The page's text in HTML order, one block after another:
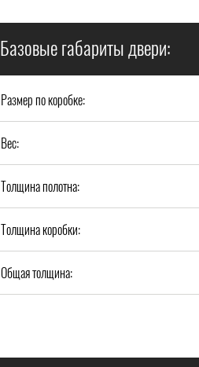
Базовые габариты двери:
Размер по коробке:
Вес:
Толщина полотна:
Толщина коробки:
Общая толщина: